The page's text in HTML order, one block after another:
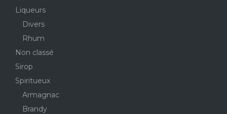
Liqueurs
Divers
Rhum
Non classé
Sirop
Spiritueux
Armagnac
Brandy